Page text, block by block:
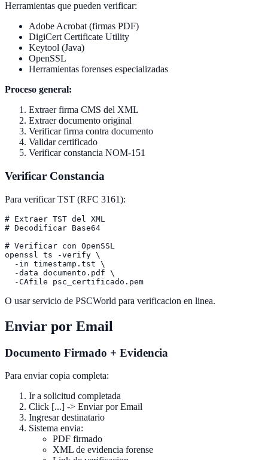
Herramientas que pueden verificar:
Adobe Acrobat (firmas PDF)
DigiCert Certificate Utility
Keytool (Java)
OpenSSL
Herramientas forenses especializadas
Proceso general:
Extraer firma CMS del XML
Extraer documento original
Verificar firma contra documento
Validar certificado
Verificar constancia NOM-151
Verificar Constancia
Para verificar TST (RFC 3161):
# Extraer TST del XML
# Decodificar Base64
# Verificar con OpenSSL
openssl ts -verify \
  -in timestamp.tst \
  -data documento.pdf \
O usar servicio de PSCWorld para verificacion en linea.
Enviar por Email
Documento Firmado + Evidencia
Para enviar copia completa:
Ir a solicitud completada
Click [...] -> Enviar por Email
Ingresar destinatario
Sistema envia:
PDF firmado
XML de evidencia forense